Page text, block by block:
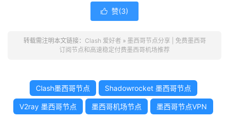
 赞(3)
转载需注明本文链接： Clash 爱好者 » 墨西哥节点分享 | 免费墨西哥
订阅节点和高速稳定付费墨西哥机场推荐
Clash墨西哥节点 Shadowrocket 墨西哥节点
V2ray 墨西哥节点 墨西哥机场节点 墨西哥节点VPN